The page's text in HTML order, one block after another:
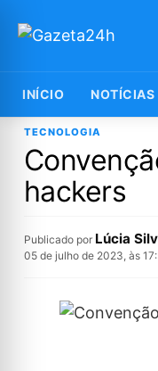
INÍCIO NOTÍCIAS
TECNOLOGIA
hackers
Publicado por Lúcia
05 de julho de 2023, às